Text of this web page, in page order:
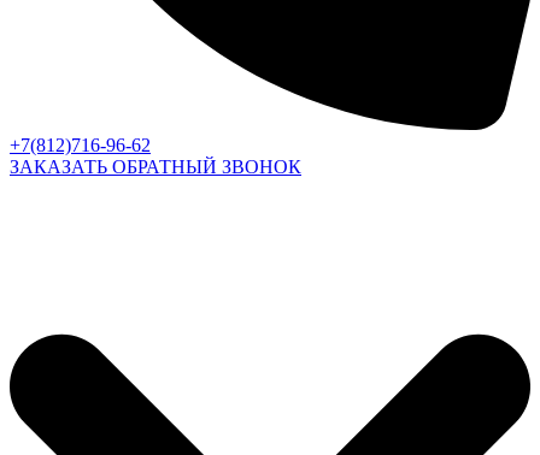
+7(812)716-96-62
ЗАКАЗАТЬ ОБРАТНЫЙ ЗВОНОК